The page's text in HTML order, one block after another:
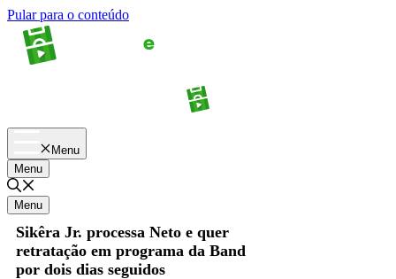
Pular para o conteúdo
Menu
Menu
Menu
Sikêra Jr. processa Neto e quer
retratação em programa da Band
por dois dias seguidos